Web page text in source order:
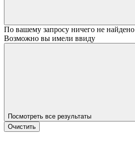
По вашему запросу ничего не найдено
Возможно вы имели ввиду
Посмотреть все результаты
Очистить